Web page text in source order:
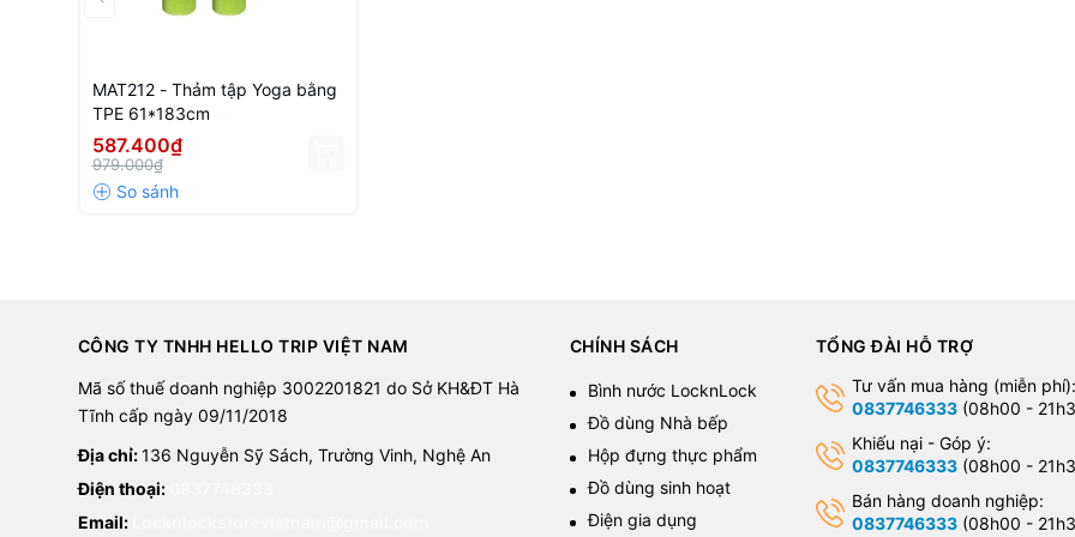
MAT212 - Thảm tập Yoga bằng
TPE 61*183cm
587.400₫
979.000₫
CÔNG TY TNHH HELLO TRIP VIỆT NAM
Mã số thuế doanh nghiệp 3002201821 do Sở KH&ĐT Hà
Tĩnh cấp ngày 09/11/2018
Địa chỉ:136 Nguyễn Sỹ Sách, Trường Vinh, Nghệ An
Điện thoại:
Email:
CHÍNH SÁCH
Bình nước LocknLock
Đồ dùng Nhà bếp
Hộp đựng thực phẩm
Đồ dùng sinh hoạt
Điện gia dụng
TỔNG ĐÀI HỖ TRỢ
Tư vấn mua hàng (miễn phí):
0837746333(08h00 -
Khiếu nại - Góp ý:
0837746333(08h00 -
Bán hàng doanh nghiệp:
0837746333(08h00 -